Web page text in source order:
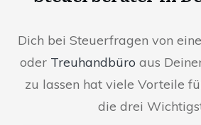
Dich bei Steuerfragen von
oder Treuhandbüro aus
zu lassen hat viele Vorteile
die drei